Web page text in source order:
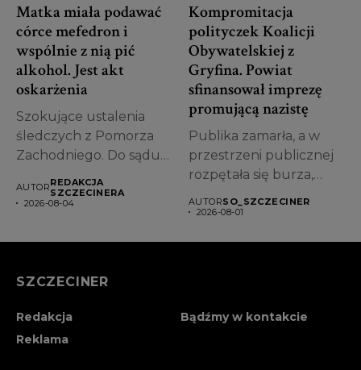
Matka miała podawać
córce mefedron i
wspólnie z nią pić
alkohol. Jest akt
oskarżenia
Szokujące ustalenia
śledczych z Pomorza
Zachodniego. Do sądu
przeciwko...
AUTORREDAKCJA
SZCZECINERA
2026-08-04
Kompromitacja
polityczek Koalicji
Obywatelskiej z
Gryfina. Powiat
sfinansował imprezę
promującą nazistę
Publika zamarła, a w
przestrzeni publicznej
rozpętała się burza,
AUTORSO_SZCZECINER
2026-08-01
SZCZECINER
Redakcja
Bądźmy w kontakcie
Reklama